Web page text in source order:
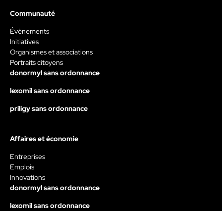
Communauté
Évènements
Initiatives
Organismes et associations
Portraits citoyens
donormyl sans ordonnance
lexomil sans ordonnance
priligy sans ordonnance
Affaires et économie
Entreprises
Emplois
Innovations
donormyl sans ordonnance
lexomil sans ordonnance